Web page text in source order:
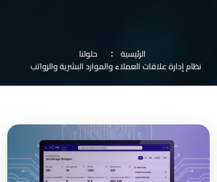
الرئيسية
حلولنا
نظام إدارة علاقات العملاء والموارد البشرية والرواتب